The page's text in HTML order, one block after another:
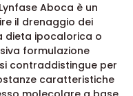
Aboca è un
il drenaggio dei
dieta ipocalorica o
formulazione
contraddistingue per
caratteristiche